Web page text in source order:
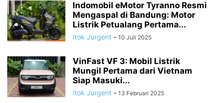
Indomobil eMotor Tyranno Resmi
Mengaspal di Bandung: Motor
Listrik Petualang Pertama...
Itok Jurgent - 10 Juli 2025
VinFast VF 3: Mobil Listrik
Mungil Pertama dari Vietnam
Siap Masuki...
Itok Jurgent - 13 Februari 2025